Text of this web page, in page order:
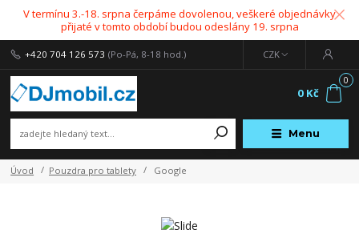
V termínu 3.-18. srpna čerpáme dovolenou, veškeré objednávky
přijaté v tomto období budou odeslány 19. srpna
Menu
CZK
+420 704 126 573 (Po-Pá, 8-18 hod.)
0
0 Kč
Úvod Pouzdra pro tablety Google